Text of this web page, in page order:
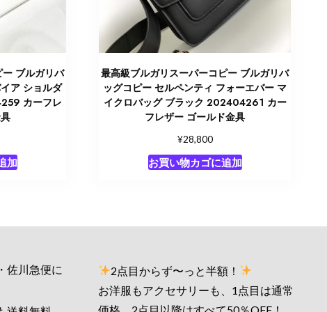
ブルガリバ
ア ショルダ
カーフレ
加
最高級ブルガリスーパーコピー ブルガリバ
ッグコピー セルペンティ フォーエバー マ
イクロバッグ ブラック 202404261 カー
フレザー ゴールド金具
¥28,800
お買い物カゴに追加
佐川急便に
2点目からず〜っと半額！
お洋服もアクセサリーも、1点目は通常
価格、2点目以降はすべて50％OFF！